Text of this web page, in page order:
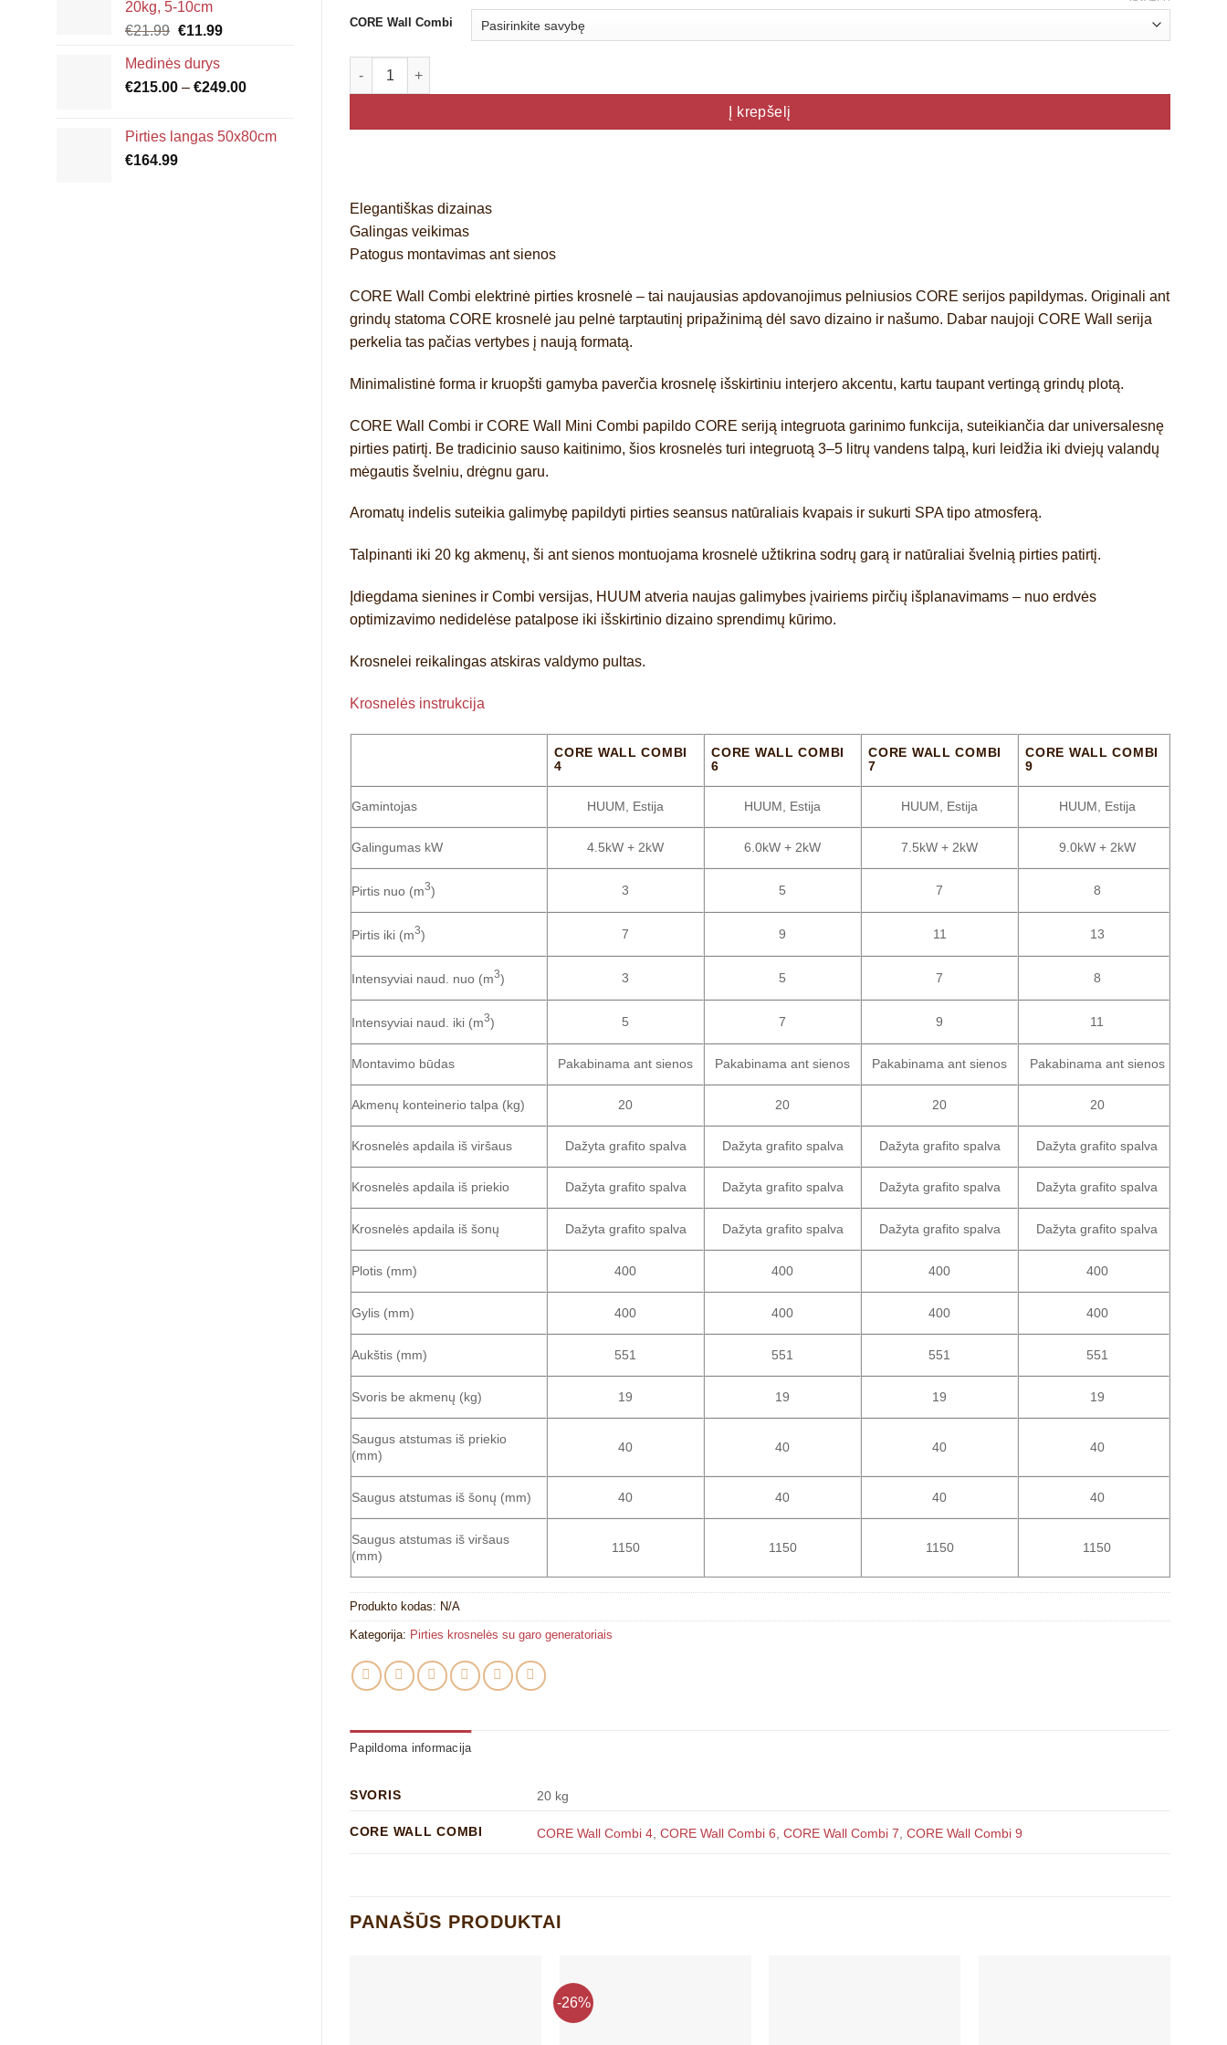
€6.00
20kg, 5-10cm
€21.99 Original
was:
€21.99.
€11.99Current
€11.99.
Medinės durys
€215.00 – €249.00Price
through
Pirties langas 50x80cm
€164.99
€1,198.00
through
CORE Wall Combi
produkto kiekis: Huum CORE Wall Combi
Į krepšelį
Elegantiškas dizainas
Galingas veikimas
Patogus montavimas ant sienos
CORE Wall Combi elektrinė pirties krosnelė – tai naujausias apdovanojimus pelniusios CORE serijos papildymas. Originali ant
grindų statoma CORE krosnelė jau pelnė tarptautinį pripažinimą dėl savo dizaino ir našumo. Dabar naujoji CORE Wall
serija
perkelia tas pačias vertybes į naują formatą.
Minimalistinė forma ir kruopšti gamyba paverčia krosnelę išskirtiniu interjero akcentu, kartu taupant vertingą grindų plotą.
CORE Wall Combi ir CORE Wall Mini Combi papildo CORE seriją integruota garinimo funkcija, suteikiančia dar universalesnę
pirties patirtį. Be tradicinio sauso kaitinimo, šios krosnelės turi integruotą 3–5 litrų vandens talpą, kuri leidžia iki dviejų valandų
mėgautis švelniu, drėgnu garu.
Aromatų indelis suteikia galimybę papildyti pirties seansus natūraliais kvapais ir sukurti SPA tipo atmosferą.
Talpinanti iki 20 kg akmenų, ši ant sienos montuojama krosnelė užtikrina sodrų garą ir natūraliai švelnią pirties patirtį.
Įdiegdama sienines ir Combi versijas, HUUM atveria naujas galimybes įvairiems pirčių išplanavimams – nuo erdvės
optimizavimo nedidelėse patalpose iki išskirtinio dizaino sprendimų kūrimo.
Krosnelei reikalingas atskiras valdymo pultas.
Krosnelės instrukcija
CORE WALL COMBI
4
CORE WALL COMBI
6
CORE WALL COMBI
7
CORE WALL COMBI
9
Gamintojas HUUM, Estija HUUM, Estija HUUM, Estija HUUM, Estija
Galingumas kW 4.5kW + 2kW 6.0kW + 2kW 7.5kW + 2kW 9.0kW + 2kW
Pirtis nuo (m3) 3 5 7 8
Pirtis iki (m3) 7 9 11 13
Intensyviai naud. nuo (m3) 3 5 7 8
Intensyviai naud. iki (m3) 5 7 9 11
Montavimo būdas Pakabinama ant sienos Pakabinama ant sienos Pakabinama ant sienos Pakabinama ant sienos
Akmenų konteinerio talpa (kg) 20 20 20 20
Krosnelės apdaila iš viršaus Dažyta grafito spalva Dažyta grafito spalva Dažyta grafito spalva Dažyta grafito spalva
Krosnelės apdaila iš priekio Dažyta grafito spalva Dažyta grafito spalva Dažyta grafito spalva Dažyta grafito spalva
Krosnelės apdaila iš šonų Dažyta grafito spalva Dažyta grafito spalva Dažyta grafito spalva Dažyta grafito spalva
Plotis (mm) 400 400 400 400
Gylis (mm) 400 400 400 400
Aukštis (mm) 551 551 551 551
Svoris be akmenų (kg) 19 19 19 19
Saugus atstumas iš priekio
(mm)
40 40 40 40
Saugus atstumas iš šonų (mm) 40 40 40 40
Saugus atstumas iš viršaus
(mm)
1150 1150 1150 1150
Produkto kodas: N/A
Kategorija: Pirties krosnelės su garo generatoriais
Papildoma informacija
SVORIS 20 kg
CORE WALL COMBI CORE Wall Combi 4 ,CORE Wall Combi 6 ,CORE Wall Combi 7 ,CORE Wall Combi 9
PANAŠŪS PRODUKTAI
-26%